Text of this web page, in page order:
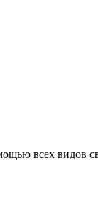
всех видов